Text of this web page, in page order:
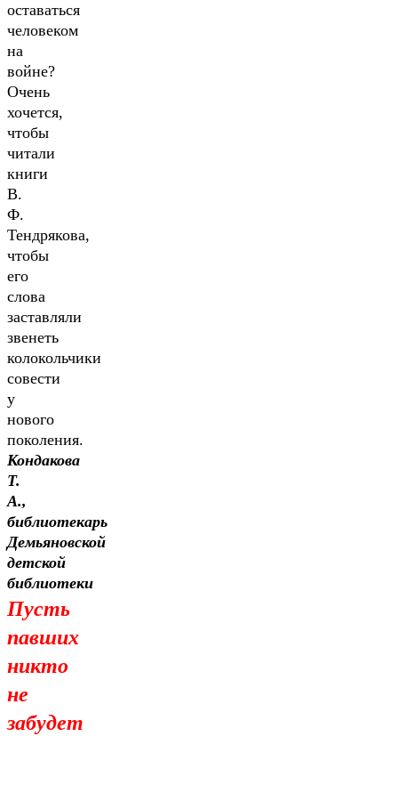
оставаться
человеком
на
войне?
Очень
хочется,
чтобы
читали
книги
В.
Ф.
Тендрякова,
чтобы
его
слова
заставляли
звенеть
колокольчики
совести
у
нового
поколения.
Кондакова
Т.
А.,
библиотекарь
Демьяновской
детской
библиотеки
Пусть
павших
никто
не
забудет